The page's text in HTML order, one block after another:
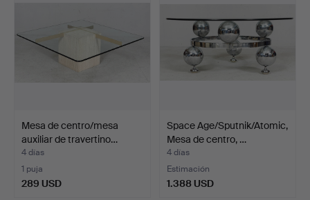
Mesa de centro/mesa
auxiliar de travertino…
4 días
1 puja
289 USD
Space Age/Sputnik/Atomic,
Mesa de centro, …
4 días
Estimación
1.388 USD